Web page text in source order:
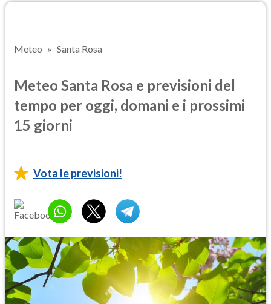
Meteo Santa Rosa
Meteo Santa Rosa e previsioni del
tempo per oggi, domani e i prossimi
15 giorni
Vota le previsioni!